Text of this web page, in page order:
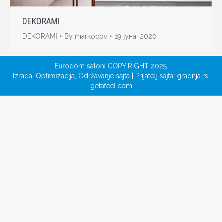
DEKORAMI
DEKORAMI By markocov 19 јуна, 2020
Eurodom saloni COPY RIGHT 2025.
Izrada, Optimizacija, Održavanje sajta| Prijatelj sajta: gradnja.rs,
getafeel.com